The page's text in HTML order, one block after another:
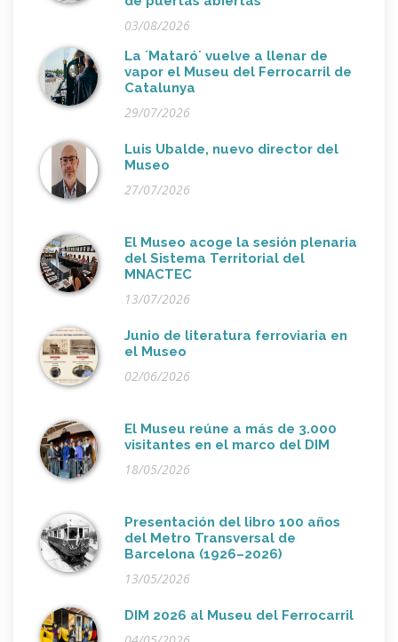
03/08/2026
La ´Mataró´ vuelve a llenar de
vapor el Museu del Ferrocarril de
Catalunya
29/07/2026
Luis Ubalde, nuevo director del
Museo
27/07/2026
El Museo acoge la sesión plenaria
del Sistema Territorial del
MNACTEC
13/07/2026
Junio de literatura ferroviaria en
el Museo
02/06/2026
El Museu reúne a más de 3.000
visitantes en el marco del DIM
18/05/2026
Presentación del libro 100 años
del Metro Transversal de
Barcelona (1926–2026)
13/05/2026
DIM 2026 al Museu del Ferrocarril